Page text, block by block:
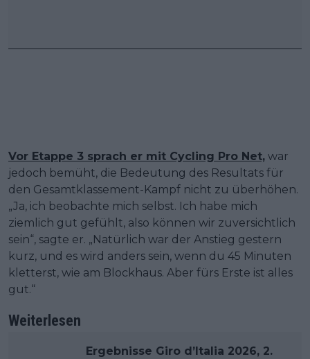
Vor Etappe 3 sprach er mit Cycling Pro Net, war
jedoch bemüht, die Bedeutung des Resultats für
den Gesamtklassement-Kampf nicht zu überhöhen.
„Ja, ich beobachte mich selbst. Ich habe mich
ziemlich gut gefühlt, also können wir zuversichtlich
sein“, sagte er. „Natürlich war der Anstieg gestern
kurz, und es wird anders sein, wenn du 45 Minuten
kletterst, wie am Blockhaus. Aber fürs Erste ist alles
gut.“
Weiterlesen
Ergebnisse Giro d’Italia 2026, 2.